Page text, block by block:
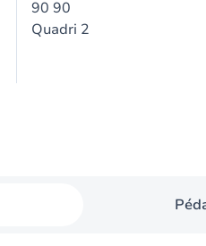
90 90
Quadri 2